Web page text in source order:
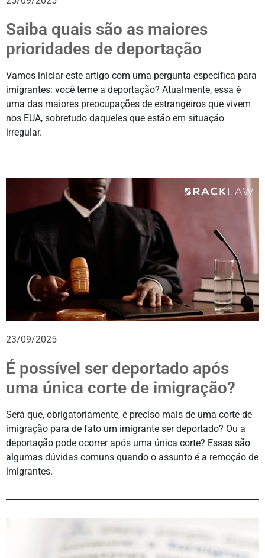
Saiba quais são as maiores
prioridades de deportação
Vamos iniciar este artigo com uma pergunta específica para
imigrantes: você teme a deportação? Atualmente, essa é
uma das maiores preocupações de estrangeiros que vivem
nos EUA, sobretudo daqueles que estão em situação
irregular.
23/09/2025
É possível ser deportado após
uma única corte de imigração?
Será que, obrigatoriamente, é preciso mais de uma corte de
imigração para de fato um imigrante ser deportado? Ou a
deportação pode ocorrer após uma única corte? Essas são
algumas dúvidas comuns quando o assunto é a remoção de
imigrantes.